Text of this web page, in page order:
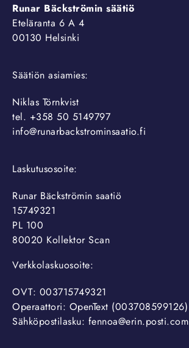
Runar Bäckströmin säätiö
Eteläranta 6 A 4
00130 Helsinki
Säätiön asiamies:
Niklas Törnkvist
tel. +358 50 5149797
info@runarbackstrominsaatio.fi
Laskutusosoite:
Runar Bäckströmin saatiö
15749321
PL 100
80020 Kollektor Scan
Verkkolaskuosoite:
OVT: 003715749321
Operaattori: OpenText (003708599126)
Sähköpostilasku: fennoa@erin.posti.com